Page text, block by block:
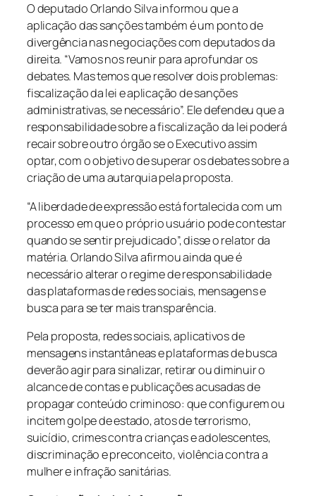
O deputado Orlando Silva informou que a
aplicação das sanções também é um ponto de
divergência nas negociações com deputados da
direita. “Vamos nos reunir para aprofundar os
debates. Mas temos que resolver dois problemas:
fiscalização da lei e aplicação de sanções
administrativas, se necessário”. Ele defendeu que a
responsabilidade sobre a fiscalização da lei poderá
recair sobre outro órgão se o Executivo assim
optar, com o objetivo de superar os debates sobre a
criação de uma autarquia pela proposta.
“A liberdade de expressão está fortalecida com um
processo em que o próprio usuário pode contestar
quando se sentir prejudicado”, disse o relator da
matéria. Orlando Silva afirmou ainda que é
necessário alterar o regime de responsabilidade
das plataformas de redes sociais, mensagens e
busca para se ter mais transparência.
Pela proposta, redes sociais, aplicativos de
mensagens instantâneas e plataformas de busca
deverão agir para sinalizar, retirar ou diminuir o
alcance de contas e publicações acusadas de
propagar conteúdo criminoso: que configurem ou
incitem golpe de estado, atos de terrorismo,
suicídio, crimes contra crianças e adolescentes,
discriminação e preconceito, violência contra a
mulher e infração sanitárias.